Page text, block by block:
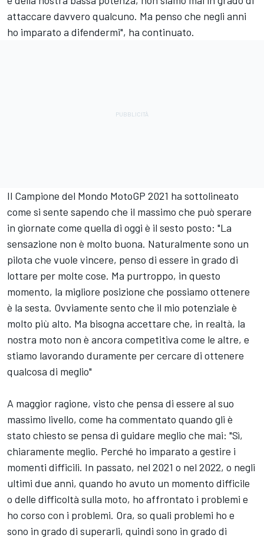
attaccare davvero qualcuno. Ma penso che negli anni
ho imparato a difendermi", ha continuato.
Il Campione del Mondo MotoGP 2021 ha sottolineato
come si sente sapendo che il massimo che può sperare
in giornate come quella di oggi è il sesto posto: "La
sensazione non è molto buona. Naturalmente sono un
pilota che vuole vincere, penso di essere in grado di
lottare per molte cose. Ma purtroppo, in questo
momento, la migliore posizione che possiamo ottenere
è la sesta. Ovviamente sento che il mio potenziale è
molto più alto. Ma bisogna accettare che, in realtà, la
nostra moto non è ancora competitiva come le altre, e
stiamo lavorando duramente per cercare di ottenere
qualcosa di meglio"
A maggior ragione, visto che pensa di essere al suo
massimo livello, come ha commentato quando gli è
stato chiesto se pensa di guidare meglio che mai: "Sì,
chiaramente meglio. Perché ho imparato a gestire i
momenti difficili. In passato, nel 2021 o nel 2022, o negli
ultimi due anni, quando ho avuto un momento difficile
o delle difficoltà sulla moto, ho affrontato i problemi e
ho corso con i problemi. Ora, so quali problemi ho e
sono in grado di superarli, quindi sono in grado di